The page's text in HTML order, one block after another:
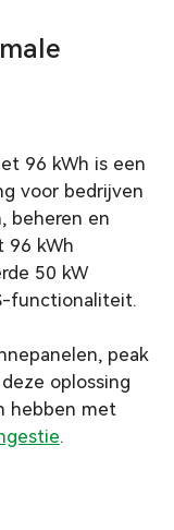
96 kWh is een
voor bedrijven
beheren en
96 kWh
50 kW
functionaliteit.
peak
oplossing
hebben met
.